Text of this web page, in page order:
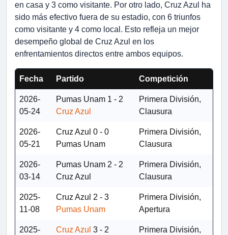
en casa y 3 como visitante. Por otro lado, Cruz Azul ha
sido más efectivo fuera de su estadio, con 6 triunfos
como visitante y 4 como local. Esto refleja un mejor
desempeño global de Cruz Azul en los
enfrentamientos directos entre ambos equipos.
Fecha Partido Competición
2026-
05-24
Pumas Unam 1 - 2
Cruz Azul
Primera División,
Clausura
2026-
05-21
Cruz Azul 0 - 0
Pumas Unam
Primera División,
Clausura
2026-
03-14
Pumas Unam 2 - 2
Cruz Azul
Primera División,
Clausura
2025-
11-08
Cruz Azul 2 - 3
Pumas Unam
Primera División,
Apertura
2025-
Cruz Azul 3 - 2
Primera División,